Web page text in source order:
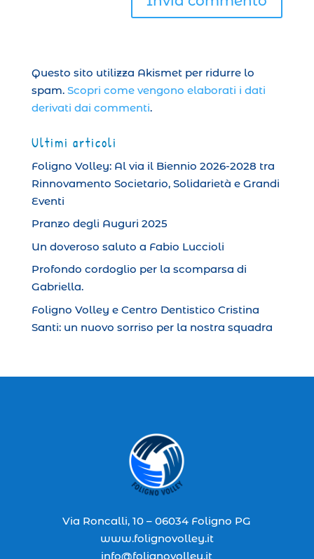
Questo sito utilizza Akismet per ridurre lo
spam. Scopri come vengono elaborati i dati
derivati dai commenti.
Ultimi articoli
Foligno Volley: Al via il Biennio 2026-2028 tra
Rinnovamento Societario, Solidarietà e Grandi
Eventi
Pranzo degli Auguri 2025
Un doveroso saluto a Fabio Luccioli
Profondo cordoglio per la scomparsa di
Gabriella.
Foligno Volley e Centro Dentistico Cristina
Santi: un nuovo sorriso per la nostra squadra
Via Roncalli, 10 – 06034 Foligno PG
www.folignovolley.it
info@folignovolley.it